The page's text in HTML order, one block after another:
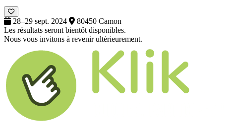
28–29 sept. 2024
80450 Camon
Les résultats seront bientôt disponibles.
Nous vous invitons à revenir ultérieurement.